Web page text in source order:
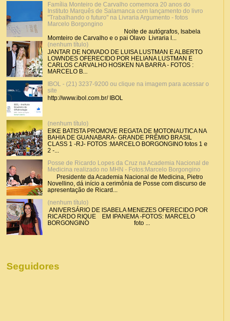
Família Monteiro de Carvalho comemora 20 anos do
Instituto Marquês de Salamanca com lançamento do livro
"Trabalhando o futuro" na Livraria Argumento - fotos
Marcelo Borgongino
Noite de autógrafos, Isabela
Momteiro de Carvalho e o pai Olavo Livraria l...
(nenhum título)
JANTAR DE NOIVADO DE LUISA LUSTMAN E ALBERTO
LOWNDES OFERECIDO POR HELIANA LUSTMAN E
CARLOS CARVALHO HOSKEN NA BARRA - FOTOS :
MARCELO B...
IBOL - (21) 3237-9200 ou clique na imagem para acessar o
site
http://www.ibol.com.br/ IBOL
(nenhum título)
EIKE BATISTA PROMOVE REGATA DE MOTONAUTICA NA
BAHIA DE GUANABARA- GRANDE PRÊMIO BRASIL
CLASS 1 -RJ- FOTOS :MARCELO BORGONGINO fotos 1 e
2 -...
Posse de Ricardo Lopes da Cruz na Academia Nacional de
Medicina realizado no MHN - Fotos:Marcelo Borgongino
Presidente da Academia Nacional de Medicina, Pietro
Novellino, dá início a cerimônia de Posse com discurso de
apresentação de Ricard...
(nenhum título)
ANIVERSÁRIO DE ISABELA MENEZES OFERECIDO POR
RICARDO RIQUE EM IPANEMA -FOTOS: MARCELO
BORGONGINO foto ...
Seguidores